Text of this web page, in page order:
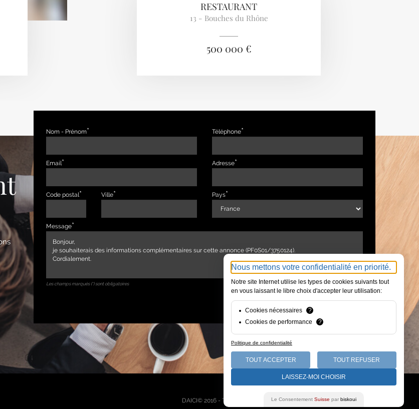
RESTAURANT
13 - Bouches du Rhône
500 000 €
Nom - Prénom Téléphone
Email Adresse
Code postal Ville Pays
Message
Les champs marqués (*) sont obligatoires
DAICI© 2016 - Tous droits réservés -Mentions légales -Plan du site
Nous mettons votre confidentialité en priorité.
Notre site Internet utilise les types de cookies suivants tout
en vous laissant le libre choix d'accepter leur utilisation:
Cookies nécessaires
?
Cookies de performance
?
Politique de confidentialité
TOUT ACCEPTER TOUT REFUSER
LAISSEZ-MOI CHOISIR
Le Consentement Suisse par biskoui